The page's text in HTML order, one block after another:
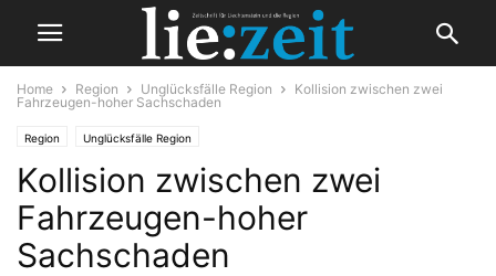
Home Region Unglücksfälle Region
Kollision zwischen zwei
Fahrzeugen-hoher Sachschaden
Region Unglücksfälle Region
Kollision zwischen zwei
Fahrzeugen-hoher
Sachschaden